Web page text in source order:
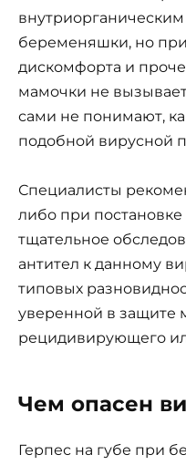
внутриорганическим
беременяшки, но
дискомфорта и
мамочки не
сами не понимают,
подобной вирусной
Специалисты
либо при
тщательное
антител к данному
типовых
уверенной в защите
рецидивирующего
Чем опасен
Герпес на губе при